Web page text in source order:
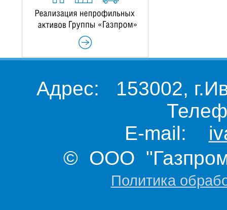
Адрес: 153002,
E-mail:
© ООО "Газпром
Политика